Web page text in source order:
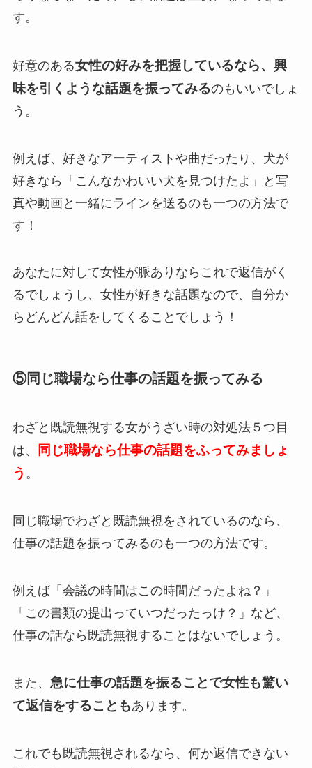
す。
好意のある女性の好みを把握しているなら、興
味を引くような話題を振ってみるのもいいでしょ
う。
例えば、好きなアーティストや曲だったり、犬が
好きなら「こんなかわいい犬を見つけたよ」と写
真や動画と一緒にラインを送るのも一つの方法で
す！
あなたに対して女性が脈ありならこれで返信がく
るでしょうし、女性が好きな話題なので、自分か
らどんどん話をしてくることでしょう！
⑤同じ職場なら仕事の話題を振ってみる
わざと既読無視する女がうざい時の対処法５つ目
は、
同じ職場なら仕事の話題をふってみましょ
う 。
同じ職場でわざと既読無視をされているのなら、
仕事の話題を振ってみるのも一つの方法です。
例えば「会議の時間はこの時間だったよね？」
「この書類の提出っていつだったっけ？」など、
仕事の話なら既読無視することはないでしょう。
また、 急に仕事の話題を振ることで女性も驚い
て返信をすることもあります。
これでも既読無視されるなら、何か返信できない